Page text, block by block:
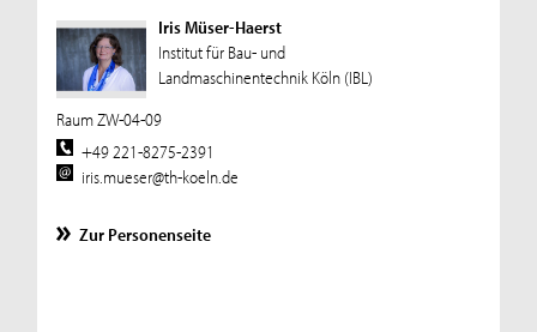
Iris Müser-Haerst
Institut für Bau- und
Landmaschinentechnik Köln (IBL)
Raum ZW-04-09
+49 221-8275-2391
iris.mueser@th-koeln.de
Zur Personenseite